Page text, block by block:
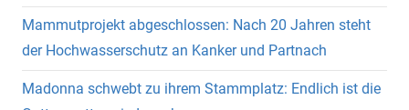
Mammutprojekt abgeschlossen: Nach 20 Jahren steht
der Hochwasserschutz an Kanker und Partnach
Madonna schwebt zu ihrem Stammplatz: Endlich ist die